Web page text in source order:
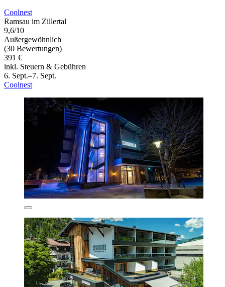
Coolnest
Ramsau im Zillertal
9,6/10
Außergewöhnlich
(30 Bewertungen)
391 €
inkl. Steuern & Gebühren
6. Sept.–7. Sept.
Coolnest